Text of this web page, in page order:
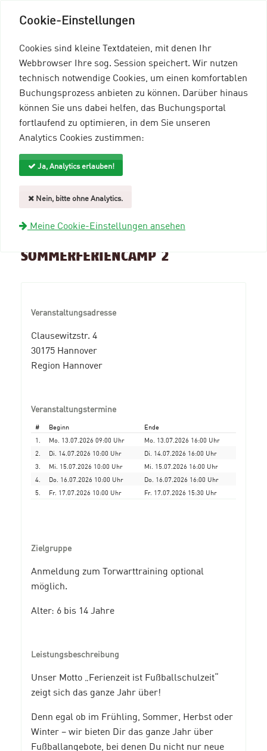
Cookie-Einstellungen
Cookies sind kleine Textdateien, mit denen Ihr
Webbrowser Ihre sog. Session speichert. Wir nutzen
technisch notwendige Cookies, um einen komfortablen
Buchungsprozess anbieten zu können. Darüber hinaus
können Sie uns dabei helfen, das Buchungsportal
fortlaufend zu optimieren, in dem Sie unseren
Analytics Cookies zustimmen:
Ja, Analytics erlauben!
Nein, bitte ohne Analytics.
Meine Cookie-Einstellungen ansehen
Menü einblenden
mein96-Profil
Anmelden
Suche und Filter
zurück zur Übersicht
SOMMERFERIENCAMP 2
Veranstaltungsadresse
Clausewitzstr. 4
30175 Hannover
Region Hannover
Veranstaltungstermine
# Beginn
Ende
1.
Mo. 13.07.2026 09:00 Uhr
Mo. 13.07.2026 16:00 Uhr
2.
Di. 14.07.2026 10:00 Uhr
Di. 14.07.2026 16:00 Uhr
3.
Mi. 15.07.2026 10:00 Uhr
Mi. 15.07.2026 16:00 Uhr
4.
Do. 16.07.2026 10:00 Uhr
Do. 16.07.2026 16:00 Uhr
5.
Fr. 17.07.2026 10:00 Uhr Fr. 17.07.2026 15:30 Uhr
Zielgruppe
Anmeldung zum Torwarttraining optional
möglich.
Alter: 6 bis 14 Jahre
Leistungsbeschreibung
Unser Motto „Ferienzeit ist Fußballschulzeit“
zeigt sich das ganze Jahr über!
Denn egal ob im Frühling, Sommer, Herbst oder
Winter – wir bieten Dir das ganze Jahr über
Fußballangebote, bei denen Du nicht nur neue